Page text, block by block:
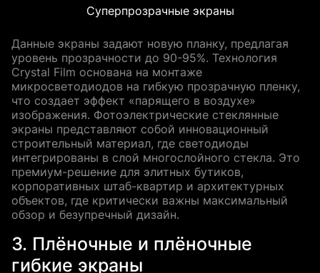
Суперпрозрачные экраны
Данные экраны задают новую планку, предлагая
уровень прозрачности до 90-95%. Технология
Crystal Film основана на монтаже
микросветодиодов на гибкую прозрачную пленку,
что создает эффект «парящего в воздухе»
изображения. Фотоэлектрические стеклянные
экраны представляют собой инновационный
строительный материал, где светодиоды
интегрированы в слой многослойного стекла. Это
премиум-решение для элитных бутиков,
корпоративных штаб-квартир и архитектурных
объектов, где критически важны максимальный
обзор и безупречный дизайн.
3. Плёночные и плёночные
гибкие экраны